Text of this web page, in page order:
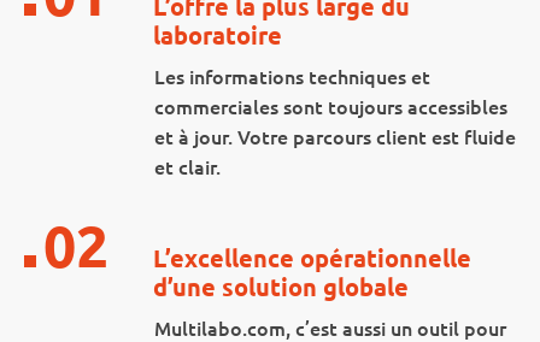
laboratoire
Les informations techniques et
commerciales sont toujours accessibles
et à jour. Votre parcours client est fluide
et clair.
02
L’excellence opérationnelle
d’une solution globale
Multilabo.com, c’est aussi un outil pour